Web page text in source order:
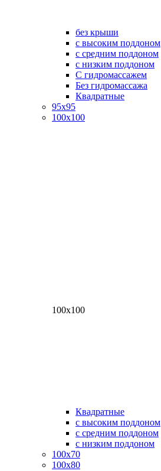
без крыши
с высоким поддоном
с средним поддоном
с низким поддоном
С гидромассажем
Без гидромассажа
Квадратные
95х95
100х100
100х100
Квадратные
с высоким поддоном
с средним поддоном
с низким поддоном
100х70
100х80